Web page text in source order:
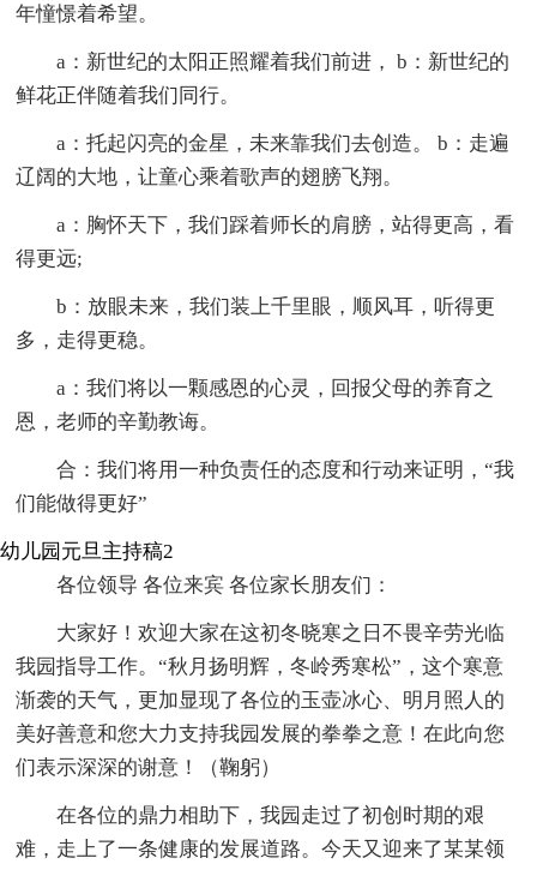
年憧憬着希望。
a：新世纪的太阳正照耀着我们前进， b：新世纪的
鲜花正伴随着我们同行。
a：托起闪亮的金星，未来靠我们去创造。 b：走遍
辽阔的大地，让童心乘着歌声的翅膀飞翔。
a：胸怀天下，我们踩着师长的肩膀，站得更高，看
得更远;
b：放眼未来，我们装上千里眼，顺风耳，听得更
多，走得更稳。
a：我们将以一颗感恩的心灵，回报父母的养育之
恩，老师的辛勤教诲。
合：我们将用一种负责任的态度和行动来证明，“我
们能做得更好”
幼儿园元旦主持稿2
各位领导 各位来宾 各位家长朋友们：
大家好！欢迎大家在这初冬晓寒之日不畏辛劳光临
我园指导工作。“秋月扬明辉，冬岭秀寒松”，这个寒意
渐袭的天气，更加显现了各位的玉壶冰心、明月照人的
美好善意和您大力支持我园发展的拳拳之意！在此向您
们表示深深的谢意！（鞠躬）
在各位的鼎力相助下，我园走过了初创时期的艰
难，走上了一条健康的发展道路。今天又迎来了某某领